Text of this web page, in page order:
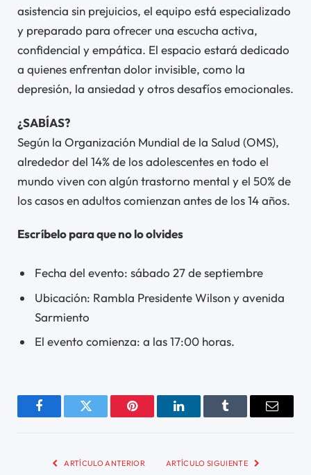
asistencia sin prejuicios, el equipo está especializado
y preparado para ofrecer una escucha activa,
confidencial y empática. El espacio estará dedicado
a quienes enfrentan dolor invisible, como la
depresión, la ansiedad y otros desafíos emocionales.
¿SABÍAS?
Según la Organización Mundial de la Salud (OMS),
alrededor del 14% de los adolescentes en todo el
mundo viven con algún trastorno mental y el 50% de
los casos en adultos comienzan antes de los 14 años.
Escríbelo para que no lo olvides
Fecha del evento: sábado 27 de septiembre
Ubicación: Rambla Presidente Wilson y avenida
Sarmiento
El evento comienza: a las 17:00 horas.
FacebookTwitter Pinterest LinkedInTumblr Email
ARTÍCULO ANTERIOR ARTÍCULO SIGUIENTE